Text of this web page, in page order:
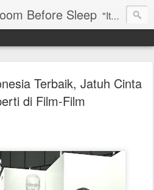
Before Sleep "Its my life to be exist in the world"
Terbaik, Jatuh Cinta
di Film-Film